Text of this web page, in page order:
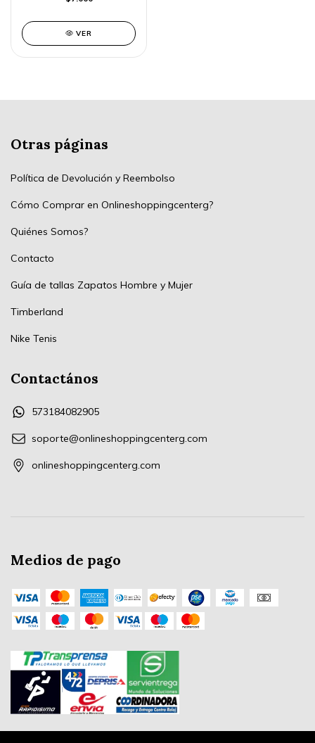
VER
Otras páginas
Política de Devolución y Reembolso
Cómo Comprar en Onlineshoppingcenterg?
Quiénes Somos?
Contacto
Guía de tallas Zapatos Hombre y Mujer
Timberland
Nike Tenis
Contactános
573184082905
soporte@onlineshoppingcenterg.com
onlineshoppingcenterg.com
Medios de pago